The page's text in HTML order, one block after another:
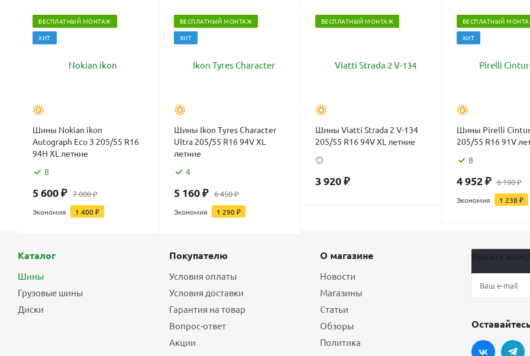
БЕСПЛАТНЫЙ МОНТАЖ
ХИТ
Шины Nokian ikon
Autograph Eco 3 205/55 R16
94H XL летние
8
5 600₽ 7 000₽
Экономия 1 400₽
БЕСПЛАТНЫЙ МОНТАЖ
ХИТ
Шины Ikon Tyres Character
Ultra 205/55 R16 94V XL
летние
4
5 160₽ 6 450₽
Экономия 1 290₽
БЕСПЛАТНЫЙ МОНТАЖ
Шины Viatti Strada 2 V-134
205/55 R16 94V XL летние
3 920₽
БЕСПЛАТНЫЙ
ХИТ
Шины Pirelli
205/55 R16 91V
8
4 952₽ 6 190₽
Экономия 1 238 ₽
Каталог
Шины
Грузовые шины
Диски
Покупателю
Условия оплаты
Условия доставки
Гарантия на товар
Вопрос-ответ
Акции
О магазине
Новости
Магазины
Статьи
Обзоры
Политика